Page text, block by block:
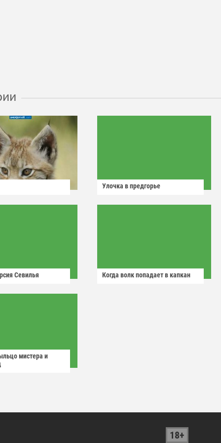
Улочка в предгорье
Севилья Когда волк попадает в капкан
мистера и
18+